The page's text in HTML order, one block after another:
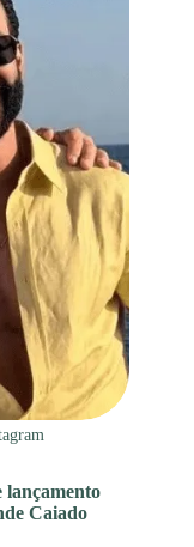
lançamento
Caiado